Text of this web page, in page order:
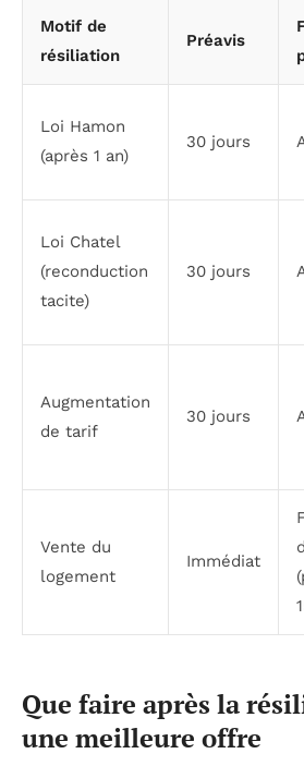
Motif de
résiliation
Préavis
Loi Hamon
(après 1 an)
30 jours
Loi Chatel
(reconduction
tacite)
30 jours
Augmentation
de tarif
30 jours
Vente du
logement
Immédiat
Que faire après la
une meilleure offre